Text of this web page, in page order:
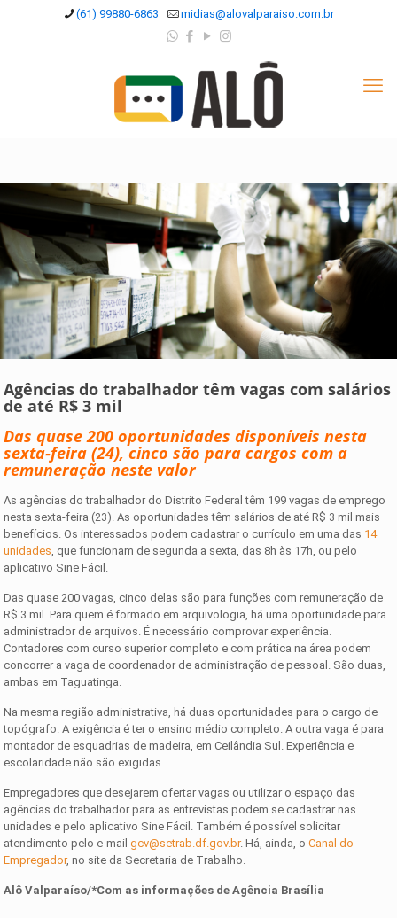
(61) 99880-6863 midias@alovalparaiso.com.br
Agências do trabalhador têm vagas com salários
de até R$ 3 mil
Das quase 200 oportunidades disponíveis nesta
sexta-feira (24), cinco são para cargos com a
remuneração neste valor
As agências do trabalhador do Distrito Federal têm 199 vagas de emprego
nesta sexta-feira (23). As oportunidades têm salários de até R$ 3 mil mais
benefícios. Os interessados podem cadastrar o currículo em uma das 14
unidades, que funcionam de segunda a sexta, das 8h às 17h, ou pelo
aplicativo Sine Fácil.
Das quase 200 vagas, cinco delas são para funções com remuneração de
R$ 3 mil. Para quem é formado em arquivologia, há uma oportunidade para
administrador de arquivos. É necessário comprovar experiência.
Contadores com curso superior completo e com prática na área podem
concorrer a vaga de coordenador de administração de pessoal. São duas,
ambas em Taguatinga.
Na mesma região administrativa, há duas oportunidades para o cargo de
topógrafo. A exigência é ter o ensino médio completo. A outra vaga é para
montador de esquadrias de madeira, em Ceilândia Sul. Experiência e
escolaridade não são exigidas.
Empregadores que desejarem ofertar vagas ou utilizar o espaço das
agências do trabalhador para as entrevistas podem se cadastrar nas
unidades e pelo aplicativo Sine Fácil. Também é possível solicitar
atendimento pelo e-mailgcv@setrab.df.gov.br. Há, ainda, oCanal do
Empregador, no site da Secretaria de Trabalho.
Alô Valparaíso/*Com as informações de Agência Brasília